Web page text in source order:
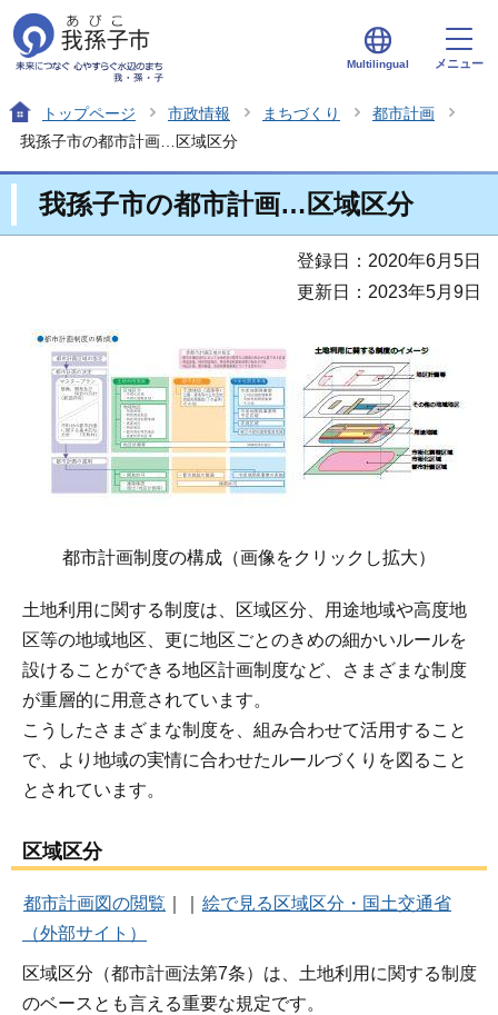
Multilingual メニュー
トップページ 市政情報 まちづくり
都市計画
我孫子市の都市計画…区域区分
我孫子市の都市計画…区域区分
登録日：2020年6月5日
更新日：2023年5月9日
都市計画制度の構成（画像をクリックし拡大）
土地利用に関する制度は、区域区分、用途地域や高度地
区等の地域地区、更に地区ごとのきめの細かいルールを
設けることができる地区計画制度など、さまざまな制度
が重層的に用意されています。
こうしたさまざまな制度を、組み合わせて活用すること
で、より地域の実情に合わせたルールづくりを図ること
とされています。
区域区分
都市計画図の閲覧
絵で見る区域区分・国土交通省
（外部サイト）
区域区分（都市計画法第7条）は、土地利用に関する制度
のベースとも言える重要な規定です。